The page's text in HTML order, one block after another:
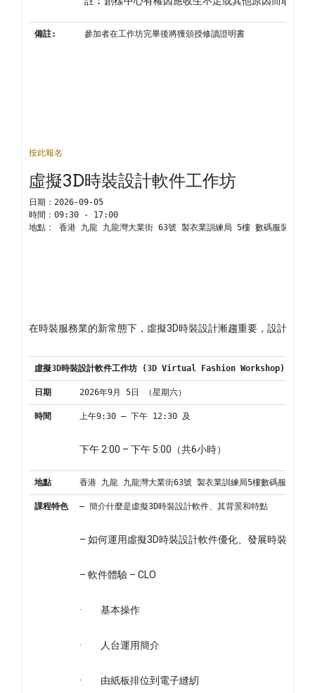
備註: 參加者在工作坊完畢後將獲頒授修讀證明書
按此報名
虛擬3D時裝設計軟件工作坊
日期： 2026-09-05
時間： 09:30 - 17:00
地點： 香港 九龍 九龍灣大業街 63號 製衣業訓練局 5樓 數碼服裝中心
在時裝服務業的新常態下，虛擬3D時裝設計漸趨重要，設計師
虛擬3D時裝設計軟件工作坊 (3D Virtual Fashion Workshop)
日期 2026年9月 5日 （星期六）
時間 上午9:30 – 下午 12:30 及
下午 2:00 – 下午 5:00（共6小時）
地點 香港 九龍 九龍灣大業街63號 製衣業訓練局5樓數碼服裝中心
課程特色 – 簡介什麼是虛擬3D時裝設計軟件、其背景和特點
– 如何運用虛擬3D時裝設計軟件優化、發展時裝服務
– 軟件體驗 – CLO
·         基本操作
·         人台運用簡介
·         由紙板排位到電子縫紉